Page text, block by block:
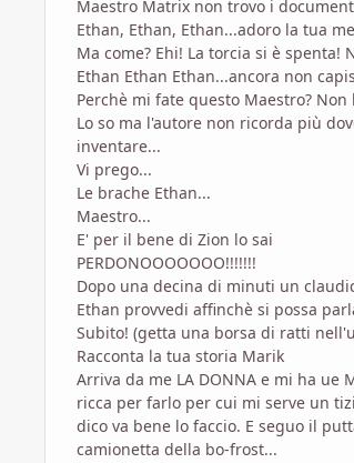
Maestro Matrix non trovo i
Ethan, Ethan, Ethan...adoro la tua
Ma come? Ehi! La torcia si è spenta!
Ethan Ethan Ethan...ancora non
Perchè mi fate questo Maestro?
Lo so ma l'autore non ricorda più
inventare...
Vi prego...
Le brache Ethan...
Maestro...
E' per il bene di Zion lo sai
PERDONOOOOOOO!!!!!!!
Dopo una decina di minuti un
Ethan provvedi affinchè si possa
Subito! (getta una borsa di ratti
Racconta la tua storia Marik
Arriva da me LA DONNA e mi ha
ricca per farlo per cui mi serve un
dico va bene lo faccio. E seguo il
camionetta della bo-frost...